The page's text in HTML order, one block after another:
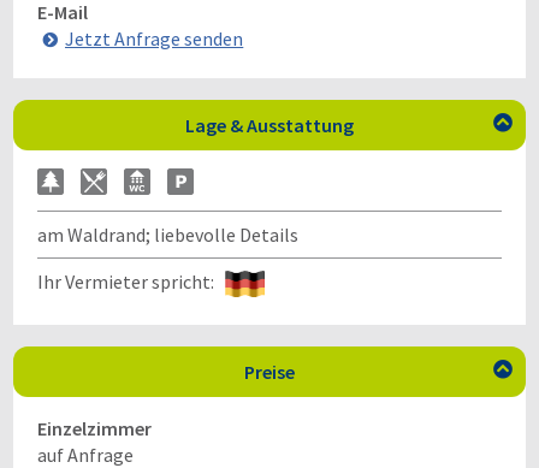
E-Mail
Jetzt Anfrage senden
Lage & Ausstattung 
am Waldrand; liebevolle Details
Ihr Vermieter spricht:
Preise 
Einzelzimmer
auf Anfrage